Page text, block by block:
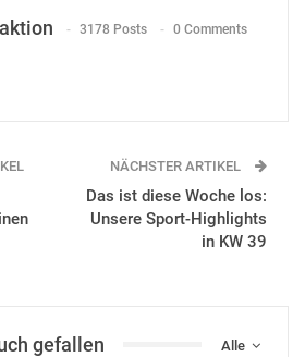
3178 Posts 0 Comments
NÄCHSTER ARTIKEL
Das ist diese Woche los:
Unsere Sport-Highlights
in KW 39
Alle
gefallen